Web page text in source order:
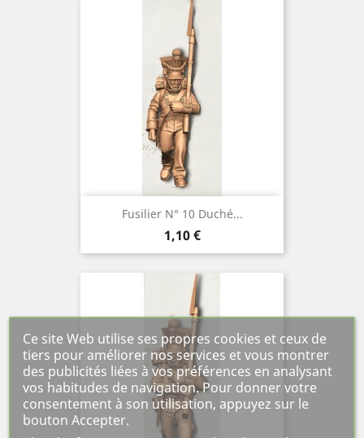
Fusilier N° 10 Duché...
Prix
1,10 €
Ce site Web utilise ses propres cookies et ceux de
tiers pour améliorer nos services et vous montrer
des publicités liées à vos préférences en analysant
vos habitudes de navigation. Pour donner votre
consentement à son utilisation, appuyez sur le
bouton Accepter.